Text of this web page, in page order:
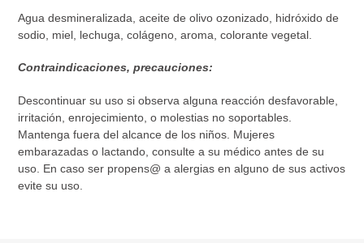
Agua desmineralizada, aceite de olivo ozonizado, hidróxido de
sodio, miel, lechuga, colágeno, aroma, colorante vegetal.
Contraindicaciones, precauciones:
Descontinuar su uso si observa alguna reacción desfavorable,
irritación, enrojecimiento, o molestias no soportables.
Mantenga fuera del alcance de los niños. Mujeres
embarazadas o lactando, consulte a su médico antes de su
uso. En caso ser propens@ a alergias en alguno de sus activos
evite su uso.